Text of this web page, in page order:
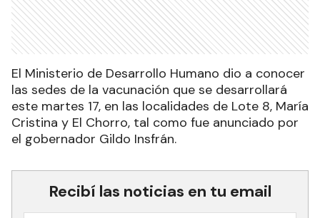
El Ministerio de Desarrollo Humano dio a conocer
las sedes de la vacunación que se desarrollará
este martes 17, en las localidades de Lote 8, María
Cristina y El Chorro, tal como fue anunciado por
el gobernador Gildo Insfrán.
Recibí las noticias en tu email